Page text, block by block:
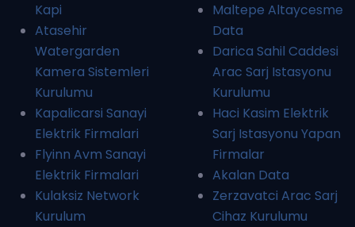
Kapi
Atasehir
Watergarden
Kamera Sistemleri
Kurulumu
Kapalicarsi Sanayi
Elektrik Firmalari
Flyinn Avm Sanayi
Elektrik Firmalari
Kulaksiz Network
Kurulum
Maltepe Altaycesme
Data
Darica Sahil Caddesi
Arac Sarj Istasyonu
Kurulumu
Haci Kasim Elektrik
Sarj Istasyonu Yapan
Firmalar
Akalan Data
Zerzavatci Arac Sarj
Cihaz Kurulumu